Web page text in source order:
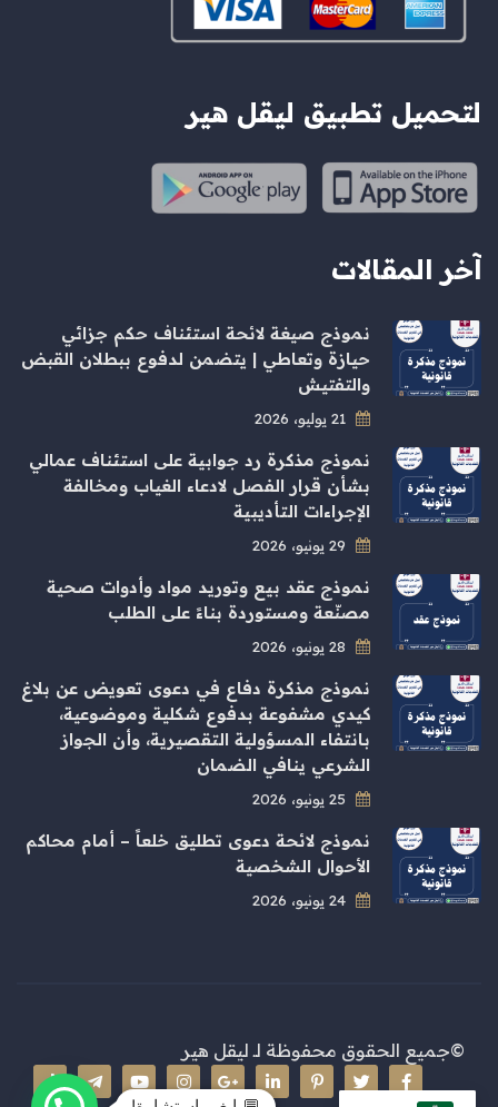
لتحميل تطبيق ليقل هير
آخر المقالات
نموذج صيغة لائحة استئناف حكم جزائي
حيازة وتعاطي | يتضمن لدفوع ببطلان القبض
والتفتيش
نموذج مذكرة رد جوابية على استئناف عمالي
بشأن قرار الفصل لادعاء الغياب ومخالفة
الإجراءات التأديبية
نموذج عقد بيع وتوريد مواد وأدوات صحية
مصنّعة ومستوردة بناءً على الطلب
نموذج مذكرة دفاع في دعوى تعويض عن بلاغ
كيدي مشفوعة بدفوع شكلية وموضوعية،
بانتفاء المسؤولية التقصيرية، وأن الجواز
الشرعي ينافي الضمان
نموذج لائحة دعوى تطليق خلعاً – أمام محاكم
الأحوال الشخصية
©جميع الحقوق محفوظة لـ ليقل هير